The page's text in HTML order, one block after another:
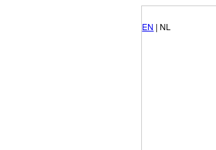
EN | NL